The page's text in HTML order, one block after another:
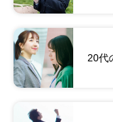
20代